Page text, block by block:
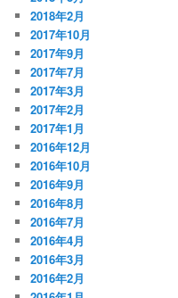
2018年2月
2017年10月
2017年9月
2017年7月
2017年3月
2017年2月
2017年1月
2016年12月
2016年10月
2016年9月
2016年8月
2016年7月
2016年4月
2016年3月
2016年2月